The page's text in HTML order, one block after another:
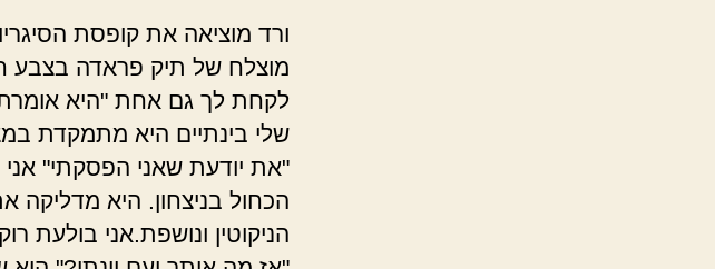
ורד מוציאה את קופסת
מוצלח של תיק פראדה בצבע
לקחת לך גם אחת "היא אומרת
שלי בינתיים היא מתמקדת
"את יודעת שאני הפסקתי"
הכחול בניצחון. היא
הניקוטין ונושפת.אני בולעת